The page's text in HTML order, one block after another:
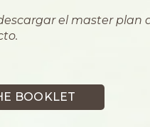
el master plan
BOOKLET